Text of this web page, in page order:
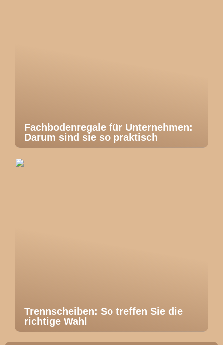
Fachbodenregale für Unternehmen:
Darum sind sie so praktisch
Trennscheiben: So treffen Sie die
richtige Wahl